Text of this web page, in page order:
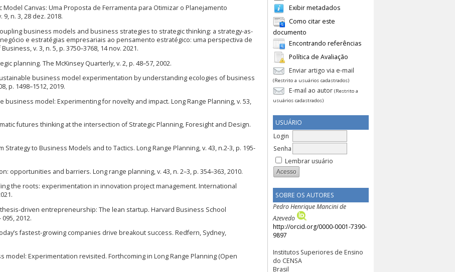
Exibir metadados
Como citar este
documento
Encontrando referências
Política de Avaliação
Enviar artigo via e-mail
(Restrito a usuários cadastrados)
E-mail ao autor (Restrito a
usuários cadastrados)
USUÁRIO
Login
Senha
Lembrar usuário
SOBRE OS AUTORES
Pedro Henrique Mancini de
Azevedo
http://orcid.org/0000-0001-7390-
9897
Institutos Superiores de Ensino
do CENSA
Brasil
Model Canvas: Uma Proposta de Ferramenta para Otimizar o Planejamento
n. 3, 28 dez. 2018.
Coupling business models and business strategies to strategic thinking: a strategy-as-
e estratégias empresariais ao pensamento estratégico: uma perspectiva de
v. 3, n. 5, p. 3750–3768, 14 nov. 2021.
planning. The McKinsey Quarterly, v. 2, p. 48–57, 2002.
Sustainable business model experimentation by understanding ecologies of business
p. 1498–1512, 2019.
business model: Experimenting for novelty and impact. Long Range Planning, v. 53,
futures thinking at the intersection of Strategic Planning, Foresight and Design.
Strategy to Business Models and to Tactics. Long Range Planning, v. 43, n.2-3, p. 195-
opportunities and barriers. Long range planning, v. 43, n. 2–3, p. 354–363, 2010.
the roots: experimentation in innovation project management. International
driven entrepreneurship: The lean startup. Harvard Business School
2012.
fastest-growing companies drive breakout success. Redfern, Sydney,
model: Experimentation revisited. Forthcoming in Long Range Planning (Open